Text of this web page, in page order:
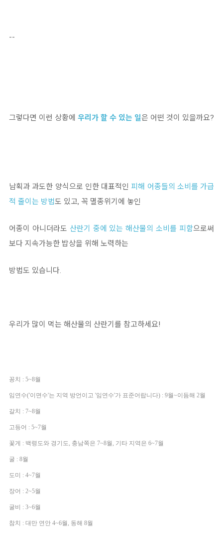
--
그렇다면 이런 상황에 우리가 할 수 있는 일은 어떤 것이 있을까요?
남획과 과도한 양식으로 인한 대표적인 피해 어종들의 소비를 가급
적 줄이는 방법도 있고, 꼭 멸종위기에 놓인
어종이 아니더라도 산란기 중에 있는 해산물의 소비를 피함으로써
보다 지속가능한 밥상을 위해 노력하는
방법도 있습니다.
우리가 많이 먹는 해산물의 산란기를 참고하세요!
꽁치 : 5~8월
임연수('이면수'는 지역 방언이고 '임연수'가 표준어랍니다) : 9월~이듬해 2월
갈치 : 7~8월
고등어 : 5~7월
꽃게 : 백령도와 경기도, 충남쪽은 7~8월, 기타 지역은 6~7월
굴 : 8월
도미 : 4~7월
장어 : 2~5월
굴비 : 3~6월
참치 : 대만 연안 4~6월, 동해 8월